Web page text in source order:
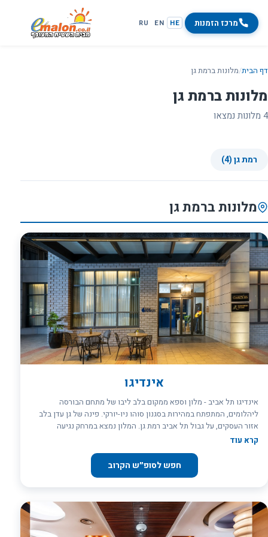
מרכז הזמנות HE
EN
RU
דף הבית/מלונות ברמת גן
מלונות ברמת גן
4 מלונות נמצאו
רמת גן (4)
מלונות ברמת גן
אינדיגו
אינדיגו תל אביב - מלון וספא ממקום בלב ליבו של מתחם הבורסה
ליהלומים, המתפתח במהירות בסגנון סוהו ניו-יורקי. פינה של גן עדן בלב
אזור העסקים, על גבול תל אביב רמת גן. המלון נמצא במרחק נגיעה
ממתחמי העסקים של תל אביב, ממתחם הקניות "עזריאלי" , בסמוך
ה"קונטיינרס" ובמרכז חיי הלילה והברים התוססים של תל אביב.
קרא עוד
חפש לסופ״ש הקרוב